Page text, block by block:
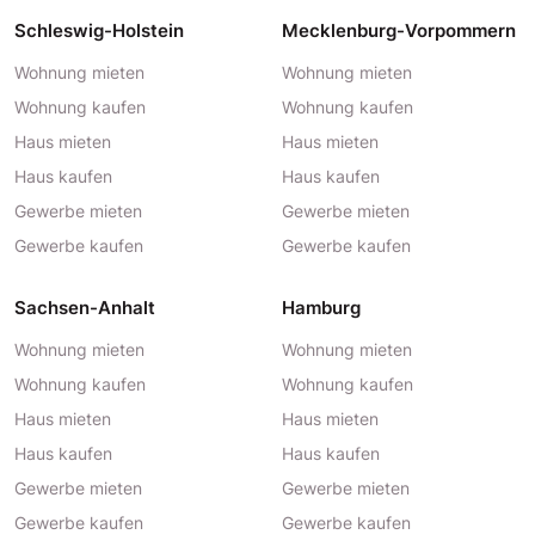
Schleswig-Holstein
Wohnung mieten
Wohnung kaufen
Haus mieten
Haus kaufen
Gewerbe mieten
Gewerbe kaufen
Mecklenburg-Vorpommern
Wohnung mieten
Wohnung kaufen
Haus mieten
Haus kaufen
Gewerbe mieten
Gewerbe kaufen
Sachsen-Anhalt
Wohnung mieten
Wohnung kaufen
Haus mieten
Haus kaufen
Gewerbe mieten
Gewerbe kaufen
Hamburg
Wohnung mieten
Wohnung kaufen
Haus mieten
Haus kaufen
Gewerbe mieten
Gewerbe kaufen